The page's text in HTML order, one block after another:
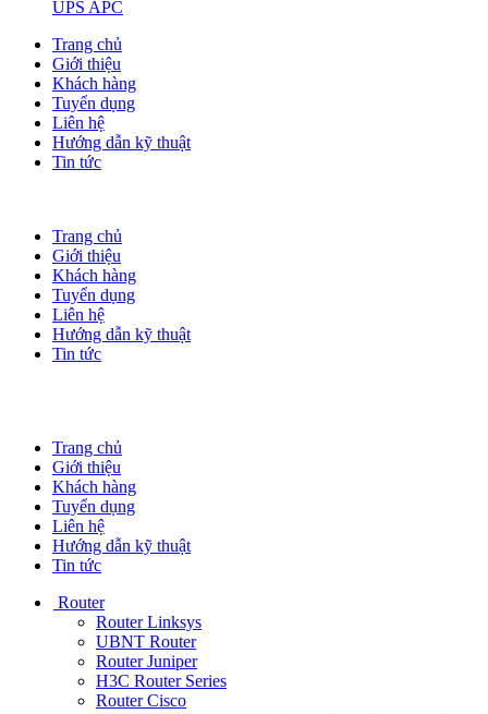
UPS APC
Trang chủ
Giới thiệu
Khách hàng
Tuyển dụng
Liên hệ
Hướng dẫn kỹ thuật
Tin tức
Trang chủ
Giới thiệu
Khách hàng
Tuyển dụng
Liên hệ
Hướng dẫn kỹ thuật
Tin tức
Trang chủ
Giới thiệu
Khách hàng
Tuyển dụng
Liên hệ
Hướng dẫn kỹ thuật
Tin tức
Router
Router Linksys
UBNT Router
Router Juniper
H3C Router Series
Router Cisco